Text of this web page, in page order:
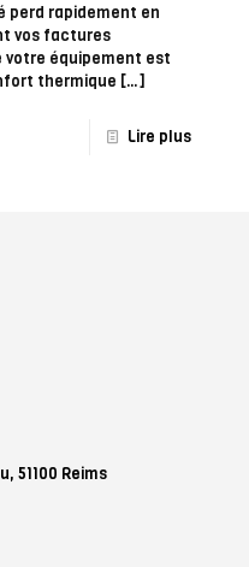
perd rapidement en
vos factures
votre équipement est
thermique […]
Lire plus
51100 Reims